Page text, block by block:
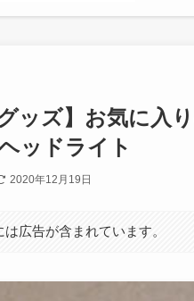
グッズ】お気に入
ッドライト
2020年12月19日
広告が含まれています。